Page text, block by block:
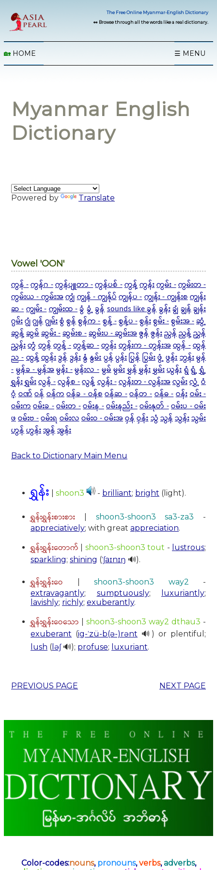
The Free Online Myanmar-English Dictionary
👀 Browse through all the words like a real dictionary.
🏡 HOME ☰ MENU
Myanmar English
Dictionary
Powered by Translate
Vowel 'OON'
ကွန် -ကွန်ဂ -ကွန်ပျူတာ -ကွန်ပစ် -ကွန့်ကွန်းကွမ်း -ကွမ်းတ -
ကွမ်းယ - ကွမ်းအကျွံကျွန် - ကျွန်ုပ်ကျွန်ပ -ကျွန်း - ကျွန်းစကျွန်း
ဆ -ကျွမ်း -ကျွမ်းထ -ခွံခွံ့ ခွန်sounds like ခွန်ခွန်းချွံချွန်ချွန်း
ဂွမ်းဂျွံဂျွန်ဂျွမ်းစွံစွန်စွန်က -စွန့် -စွန့်ပ -စွန်းစွမ်း -စွမ်းအ -ဆွံ့
ဆွန့်ဆွမ်ဆွမ်း -ဆွမ်းစ -ဆွမ်းပ - ဆွမ်းအဇွန်ဇွန်းညွန်ညွန့်ညွှန်
ညွှန်းတွံတွန်တွန့် -တွန့်ဆ -တွန်းတွန်းက - တွန်းအထွန် -ထွန်
ည -ထွန့်ထွန်းဒွန်ဒွန်းနွံနွမ်းပွန်ပွန်းပြွန်ပြွမ်းဖွံ့ ဖွန်းဘွန်းမွန်
- မွန်ခ - မွန်အမွန်း -မွန်းလ - မွမ်မွမ်း မွှန်မွှန်းမွှမ်းယွန်းရွံ ရွံ့ ရွှံ့
ရွှန်းရွှမ်းလွန် -လွန်စ -လွန့်လွန်း -လွန်းတ - လွန်းအလွမ်းလွှံ့ ဝံ
ဝံ့ဝဏ်ဝန်ဝန်ကဝန်ခ - ဝန်စဝန်ဆ -ဝန်တ -ဝန်ဓ -ဝန်းဝမ်း -
ဝမ်းကဝမ်းခ -ဝမ်းတ -ဝမ်းန -ဝမ်းနည်း -ဝမ်းနုတ် -ဝမ်းပ - ဝမ်း
ဖဝမ်းဗ -ဝမ်းရဝမ်းလဝမ်းဝ - ဝမ်းအဝှန်ဝှန်းသွံသွန်သွန်းသွမ်း
ဟွန်ဟွန်းအွန်အွန်း
Back to Dictionary Main Menu
ရွှန်း shoon3 - brilliant; bright (light).
ရွှန်းရွှန်းစားစား shoon3-shoon3 sa3-za3 -
appreciatively; with great appreciation.
ရွှန်းရွှန်းတောက် shoon3-shoon3 tout - lustrous;
sparkling; shining (ˈʃaɪnɪŋ 🔊).
ရွှန်းရွှန်းဝေ shoon3-shoon3 way2 -
extravagantly; sumptuously; luxuriantly;
lavishly; richly; exuberantly.
ရွှန်းရွှန်းဝေသော shoon3-shoon3 way2 dthau3 -
exuberant (ig-ˈzü-b(ə-)rənt 🔊) or plentiful;
lush ( ləʃ🔊); profuse; luxuriant.
PREVIOUS PAGE NEXT PAGE
Color-codes:nouns, pronouns,verbs,adverbs,